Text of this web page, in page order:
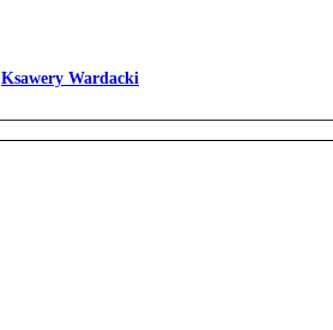
Ksawery Wardacki